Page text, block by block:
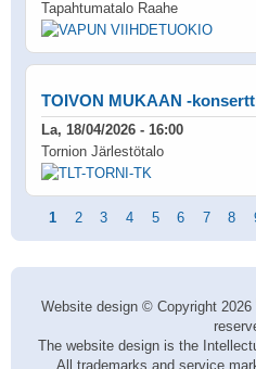
Tapahtumatalo Raahe
TOIVON MUKAAN -
La, 18/04/2026 - 16:00
Tornion Järlestötalo
Sivutus
Tämänhetkinen
sivu
1 Sivu
2 Sivu
3 Sivu
4 Sivu
5 Sivu
6 Sivu
7 Sivu
8
Website design © Copyright 2026
The website design is the